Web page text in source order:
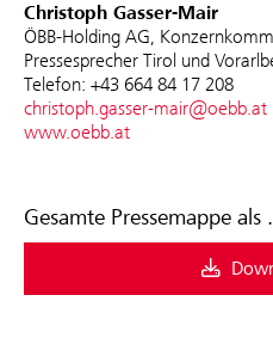
Christoph Gasser-Mair
ÖBB-Holding AG,
Pressesprecher Tirol und
Telefon: +43 664 84 17 208
christoph.gasser-mair@oebb.at
www.oebb.at
Gesamte Pressemappe als